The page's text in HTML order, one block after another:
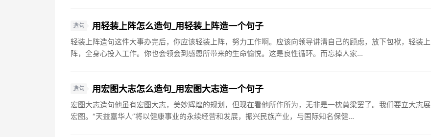
造句 用轻装上阵怎么造句_用轻装上阵造一个句子
轻装上阵造句这件大事办完后，你应该轻装上阵，努力工作啊。应该向领导讲清自己的顾虑，放下包袱，轻装上
阵，全身心投入工作。你也会领会到感恩所带来的生命愉悦。这是良性循环。而忘掉人家...
造句 用宏图大志怎么造句_用宏图大志造一个句子
宏图大志造句他虽有宏图大志，美妙辉煌的规划，但现在看他所作所为，无非是一枕黄粱罢了。我们要立大志展
宏图。“天益嘉华人”将以健康事业的永续经营和发展，振兴民族产业，与国际知名保健...